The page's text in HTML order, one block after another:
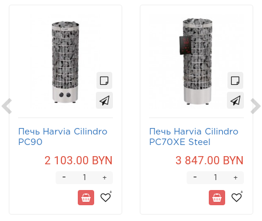
Печь Harvia Cilindro
PC90
2 103.00 BYN
+
-
Печь Harvia Cilindro
PC70XE Steel
3 847.00 BYN
+
-